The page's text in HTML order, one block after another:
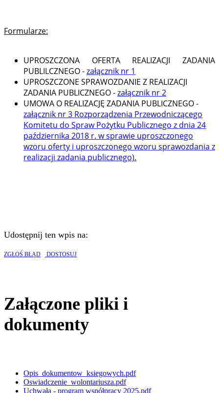
Formularze:
UPROSZCZONA OFERTA REALIZACJI ZADANIA
PUBLILCZNEGO -załącznik nr 1
UPROSZCZONE SPRAWOZDANIE Z REALIZACJI
ZADANIA PUBLICZNEGO -załącznik nr 2
UMOWA O REALIZACJĘ ZADANIA PUBLICZNEGO -
załącznik nr 3 Rozporządzenia Przewodniczącego
Komitetu do Spraw Pożytku Publicznego z dnia 24
października 2018 r. w sprawie uproszczonego
wzoru oferty i uproszczonego wzoru sprawozdania z
realizacji zadania publicznego).
Udostępnij ten wpis na:
ZGŁOŚ BŁĄD DOSTOSUJ
Załączone pliki i
dokumenty
Opis_dokumentow_ksiegowych.pdf
Oswiadczenie_wolontariusza.pdf
Uchwała - program współpracy 2025.pdf